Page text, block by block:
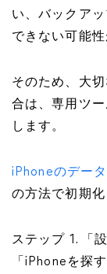
い、バックア
できない可能性
そのため、大
合は、専用ツ
します。
iPhoneのデー
の方法で初期化
ステップ 1. 「
「iPhoneを探